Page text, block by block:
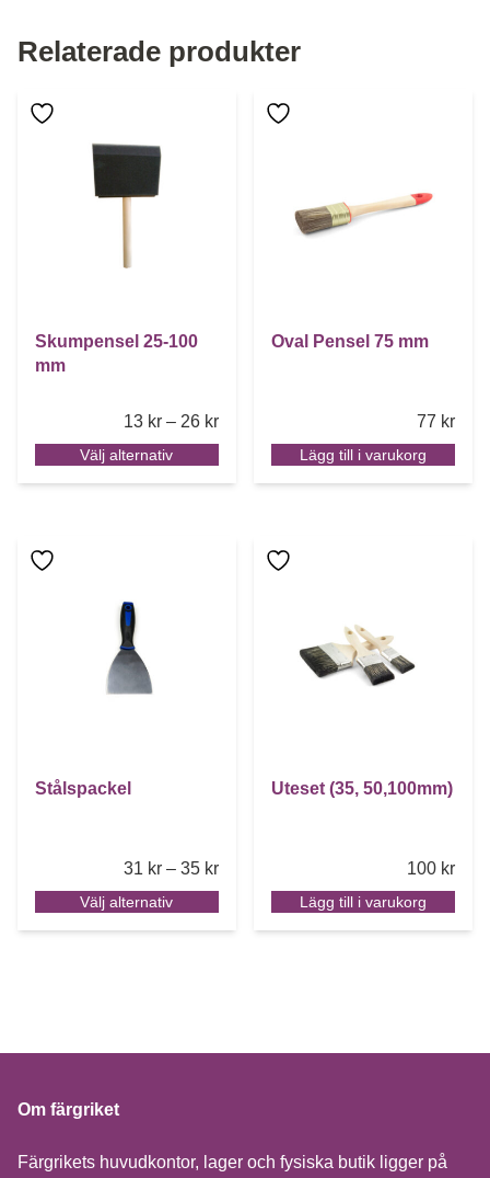
Relaterade produkter
Skumpensel 25-100
mm
13 kr – 26 krPrice range: 13 kr through 26 kr
Välj alternativ
Den här produkten har flera varianter. De olika
Oval Pensel 75 mm
77 kr
Lägg till i varukorg
Stålspackel
31 kr – 35 krPrice range: 31 kr through 35 kr
Välj alternativ
Den här produkten har flera varianter. De olika
Uteset (35, 50,100mm)
100 kr
Lägg till i varukorg
Om färgriket
Färgrikets huvudkontor, lager och fysiska butik ligger på